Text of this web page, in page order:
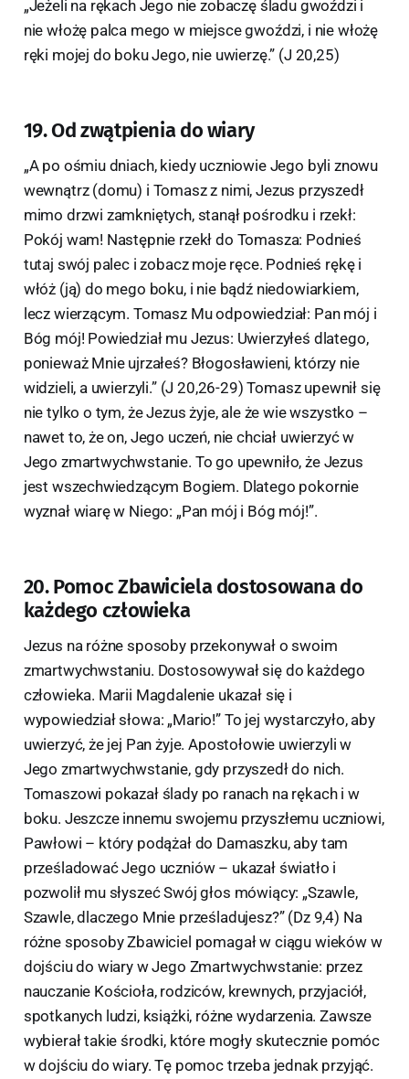
„Jeżeli na rękach Jego nie zobaczę śladu gwoździ i
nie włożę palca mego w miejsce gwoździ, i nie włożę
ręki mojej do boku Jego, nie uwierzę.” (J 20,25)
19. Od zwątpienia do wiary
„A po ośmiu dniach, kiedy uczniowie Jego byli znowu
wewnątrz (domu) i Tomasz z nimi, Jezus przyszedł
mimo drzwi zamkniętych, stanął pośrodku i rzekł:
Pokój wam! Następnie rzekł do Tomasza: Podnieś
tutaj swój palec i zobacz moje ręce. Podnieś rękę i
włóż (ją) do mego boku, i nie bądź niedowiarkiem,
lecz wierzącym. Tomasz Mu odpowiedział: Pan mój i
Bóg mój! Powiedział mu Jezus: Uwierzyłeś dlatego,
ponieważ Mnie ujrzałeś? Błogosławieni, którzy nie
widzieli, a uwierzyli.” (J 20,26-29) Tomasz upewnił się
nie tylko o tym, że Jezus żyje, ale że wie wszystko –
nawet to, że on, Jego uczeń, nie chciał uwierzyć w
Jego zmartwychwstanie. To go upewniło, że Jezus
jest wszechwiedzącym Bogiem. Dlatego pokornie
wyznał wiarę w Niego: „Pan mój i Bóg mój!”.
20. Pomoc Zbawiciela dostosowana do
każdego człowieka
Jezus na różne sposoby przekonywał o swoim
zmartwychwstaniu. Dostosowywał się do każdego
człowieka. Marii Magdalenie ukazał się i
wypowiedział słowa: „Mario!” To jej wystarczyło, aby
uwierzyć, że jej Pan żyje. Apostołowie uwierzyli w
Jego zmartwychwstanie, gdy przyszedł do nich.
Tomaszowi pokazał ślady po ranach na rękach i w
boku. Jeszcze innemu swojemu przyszłemu uczniowi,
Pawłowi – który podążał do Damaszku, aby tam
prześladować Jego uczniów – ukazał światło i
pozwolił mu słyszeć Swój głos mówiący: „Szawle,
Szawle, dlaczego Mnie prześladujesz?” (Dz 9,4) Na
różne sposoby Zbawiciel pomagał w ciągu wieków w
dojściu do wiary w Jego Zmartwychwstanie: przez
nauczanie Kościoła, rodziców, krewnych, przyjaciół,
spotkanych ludzi, książki, różne wydarzenia. Zawsze
wybierał takie środki, które mogły skutecznie pomóc
w dojściu do wiary. Tę pomoc trzeba jednak przyjąć.